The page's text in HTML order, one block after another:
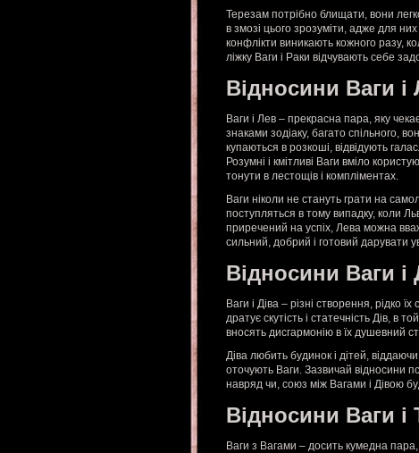
Терезам потрібно блищати, вони
в змозі цього зрозуміти, адже для
конфлікти виникають кожного разу,
ліжку Ваги і Раки відчувають себе
Відносини Ваги і
Ваги і Лев – прекрасна пара, яку
знаками зодіаку, багато спільного,
купаються в розкоші, відвідують
Розумні і кмітливі Ваги вміло
тонути в лестощів і компліментах.
Ваги ніколи не стануть грати на
поступляться в тому випадку, коли
приречений на успіх, Лева можна
сильний, добрий і готовий дарувати
Відносини Ваги і
Ваги і Діва – різні створення, рідко
дратує скутість і статечність Дів, в
вносять дисгармонію в їх душевний
Діва любить будинок і дітей,
оточують Ваги. Зазвичай відносини
навряд чи, союз між Вагами і Дівою
Відносини Ваги і
Ваги з Вагами – досить кумедна